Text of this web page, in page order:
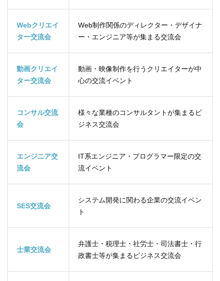
Webクリエイ
ター交流会
Web制作関係のディレクター・デザイナ
ー・エンジニア等が集まる交流会
動画クリエイ
ター交流会
動画・映像制作を行うクリエイターが中
心の交流イベント
コンサル交流
会
様々な業種のコンサルタントが集まるビ
ジネス交流会
エンジニア交
流会
IT系エンジニア・プログラマー限定の交
流イベント
SES交流会
システム開発に関わる企業の交流イベン
ト
士業交流会
弁護士・税理士・社労士・司法書士・行
政書士等が集まるビジネス交流会